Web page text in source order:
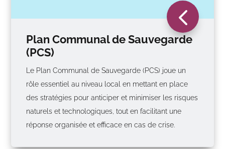
Plan Communal de Sauvegarde
(PCS)
Le Plan Communal de Sauvegarde (PCS) joue un
rôle essentiel au niveau local en mettant en place
des stratégies pour anticiper et minimiser les risques
naturels et technologiques, tout en facilitant une
réponse organisée et efficace en cas de crise.
4